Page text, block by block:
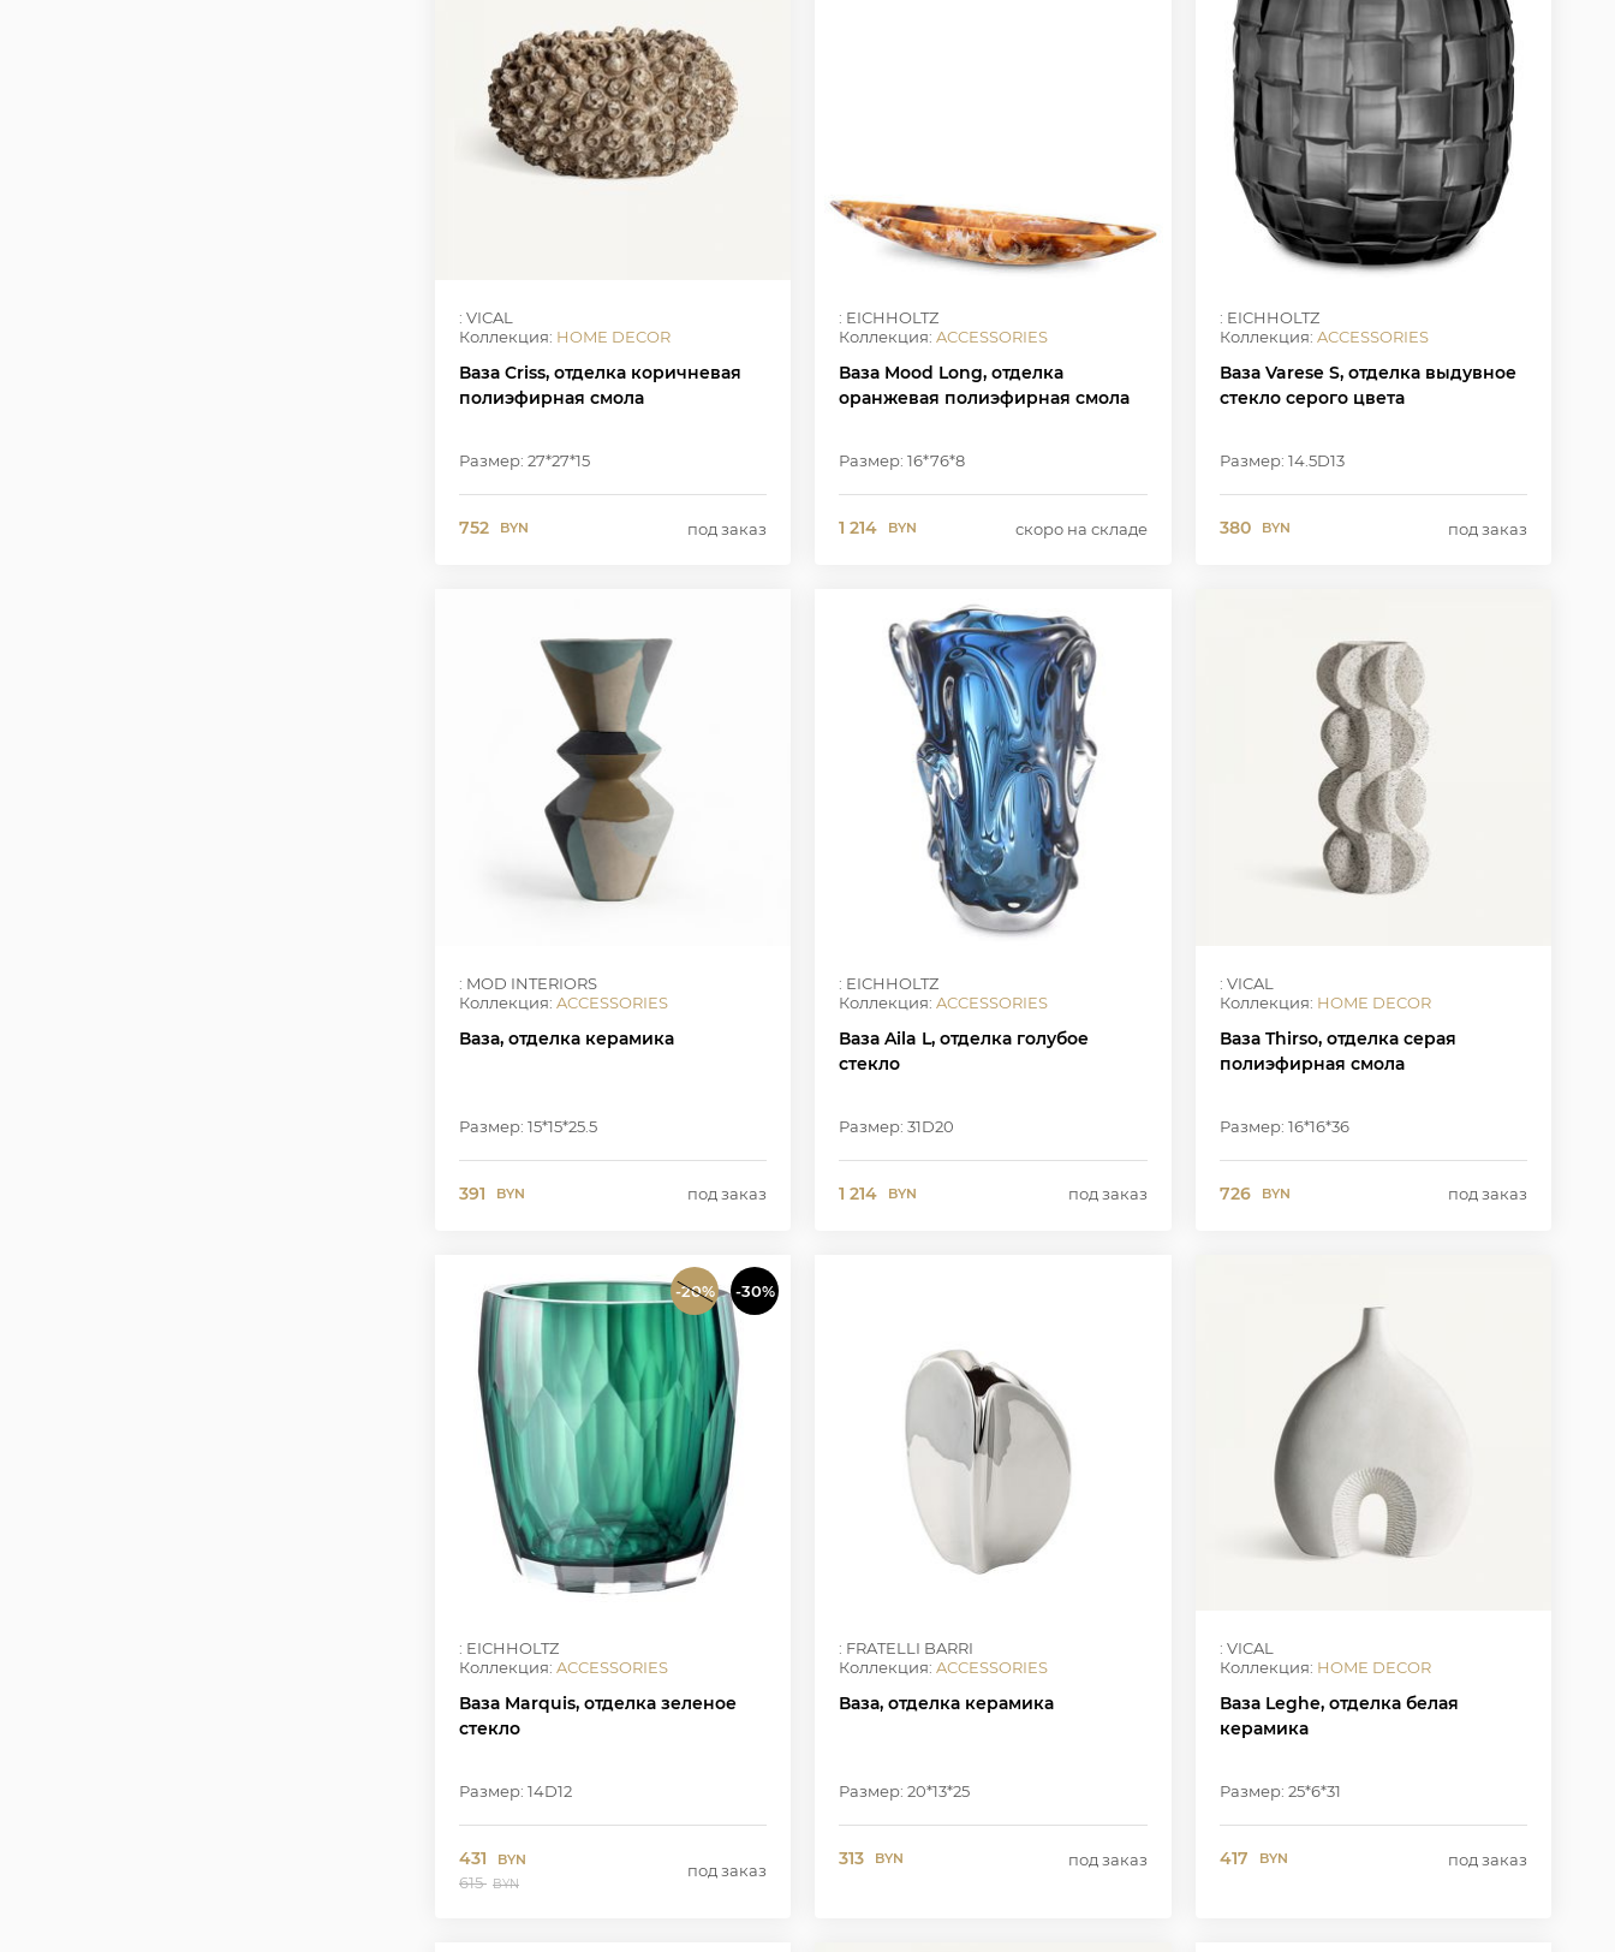
: VICAL
Коллекция: HOME DECOR
Ваза Criss, отделка коричневая
полиэфирная смола
Размер: 27*27*15
752 BYN под заказ
: EICHHOLTZ
Коллекция:ACCESSORIES
Ваза Mood Long, отделка
оранжевая полиэфирная смола
Размер: 16*76*8
1 214 BYN скоро на складе
: EICHHOLTZ
Коллекция: ACCESSORIES
Ваза Varese S, отделка выдувное
стекло серого цвета
Размер: 14.5D13
380 BYN под заказ
: MOD INTERIORS
Коллекция: ACCESSORIES
Ваза, отделка керамика
Размер: 15*15*25.5
391 BYN под заказ
: EICHHOLTZ
Коллекция:ACCESSORIES
Ваза Aila L, отделка голубое
стекло
Размер: 31D20
1 214 BYN под заказ
: VICAL
Коллекция: HOME DECOR
Ваза Thirso, отделка серая
полиэфирная смола
Размер: 16*16*36
726 BYN под заказ
-20% -30%
: EICHHOLTZ
Коллекция: ACCESSORIES
Ваза Marquis, отделка зеленое
стекло
Размер: 14D12
431 BYN
615 BYN
под заказ
: FRATELLI BARRI
Коллекция:ACCESSORIES
Ваза, отделка керамика
Размер: 20*13*25
313 BYN под заказ
: VICAL
Коллекция: HOME DECOR
Ваза Leghe, отделка белая
керамика
Размер: 25*6*31
417 BYN под заказ